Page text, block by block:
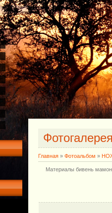
Главная » Фотоальбом »
Материалы бивень